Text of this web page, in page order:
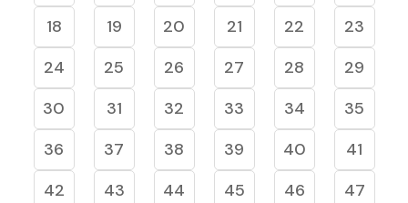
18
19 20 21 22
23
24
25 26 27 28
29
30
31 32 33 34
35
36
37 38 39 40
41
42
43 44 45 46
47